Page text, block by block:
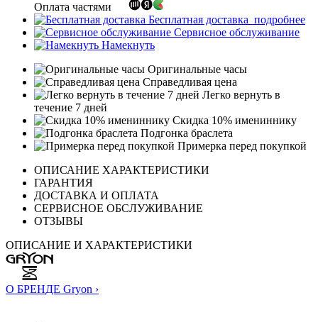
Оплата частями
Бесплатная доставка подробнее
Сервисное обслуживание
Намекнуть
Оригинальные часы
Справедливая цена
Легко вернуть в
течение 7 дней
Скидка 10% имениннику
Подгонка браслета
Примерка перед покупкой
ОПИСАНИЕ ХАРАКТЕРИСТИКИ
ГАРАНТИЯ
ДОСТАВКА И ОПЛАТА
СЕРВИСНОЕ ОБСЛУЖИВАНИЕ
ОТЗЫВЫ
ОПИСАНИЕ И ХАРАКТЕРИСТИКИ
О БРЕНДЕ Gryon ›